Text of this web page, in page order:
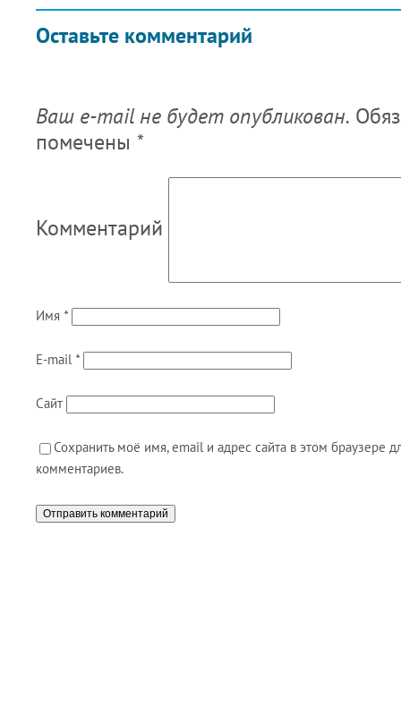
Оставьте комментарий
Ваш e-mail не будет опубликован.
помечены *
Комментарий
Имя *
E-mail *
Сайт
Сохранить моё имя, email и адрес сайта в этом браузере
комментариев.